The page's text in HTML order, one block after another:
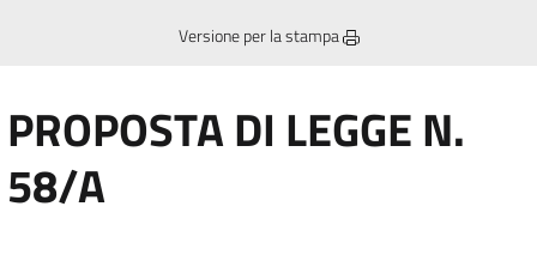
Versione per la stampa
PROPOSTA DI LEGGE N.
58/A